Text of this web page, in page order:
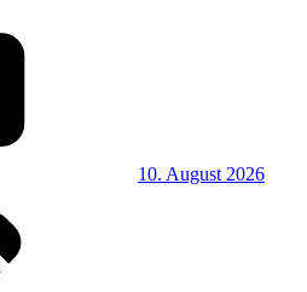
10. August 2026